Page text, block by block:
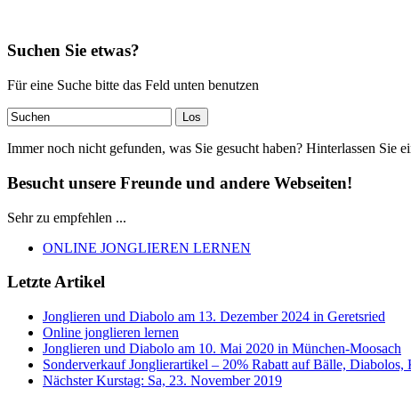
Suchen Sie etwas?
Für eine Suche bitte das Feld unten benutzen
Immer noch nicht gefunden, was Sie gesucht haben? Hinterlassen Sie
Besucht unsere Freunde und andere Webseiten!
Sehr zu empfehlen ...
ONLINE JONGLIEREN LERNEN
Letzte Artikel
Jonglieren und Diabolo am 13. Dezember 2024 in Geretsried
Online jonglieren lernen
Jonglieren und Diabolo am 10. Mai 2020 in München-Moosach
Sonderverkauf Jonglierartikel – 20% Rabatt auf Bälle, Diabolos,
Nächster Kurstag: Sa, 23. November 2019